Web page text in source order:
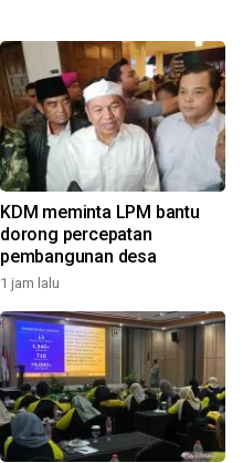
KDM meminta LPM bantu
dorong percepatan
pembangunan desa
1 jam lalu